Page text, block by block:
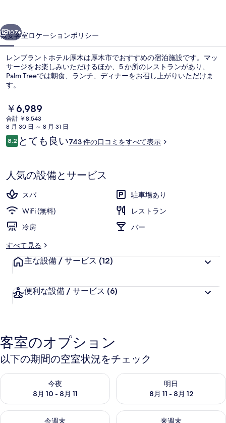
テ
ル
厚
木
写
真
ギ
ラ
リ
ー
5 か所のレストラン : 朝食、ランチ、
次へ
107+
概要客室ロケーションポリシー
レンブラントホテル厚木は厚木市でおすすめの宿泊施設です。マッ
サージをお楽しみいただけるほか、5 か所のレストランがあり、
Palm Treeでは朝食、ランチ、ディナーをお召し上がりいただけま
す。
現
在
の
料
金
で
す
￥6,989
合計 ￥8,543
8 月 30 日 ～ 8 月 31 日
口
コ
8.210段階中8.2
とても良い743 件の口コミをすべて表示
人気の設備とサービス
スパ
駐車場あり
WiFi (無料)
レストラン
冷房
バー
すべて見る
主な設備 / サービス (12)
便利な設備 / サービス (6)
客室のオプション
以下の期間の空室状況をチェック
今夜
8月 10 - 8月 11
今夜 8月 10 - 8月 11 の空室状況をチェック
明日
8月 11 - 8月 12
明日 8月 11 - 8月 12 の空室状
今週末
今週末 8月 14 - 8月 16 の空室状況をチェック
来週末
来週末 8月 21 - 8月 23 の空室